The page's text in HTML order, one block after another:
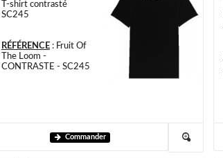
T-shirt contrasté
SC245
RÉFÉRENCE: Fruit Of
The Loom -
CONTRASTE - SC245
Commander